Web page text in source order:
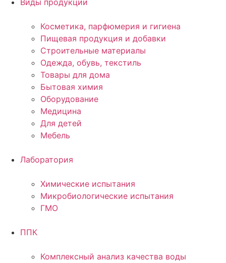
Виды продукции
Косметика, парфюмерия и гигиена
Пищевая продукция и добавки
Строительные материалы
Одежда, обувь, текстиль
Товары для дома
Бытовая химия
Оборудование
Медицина
Для детей
Мебель
Лаборатория
Химические испытания
Микробиологические испытания
ГМО
ППК
Комплексный анализ качества воды